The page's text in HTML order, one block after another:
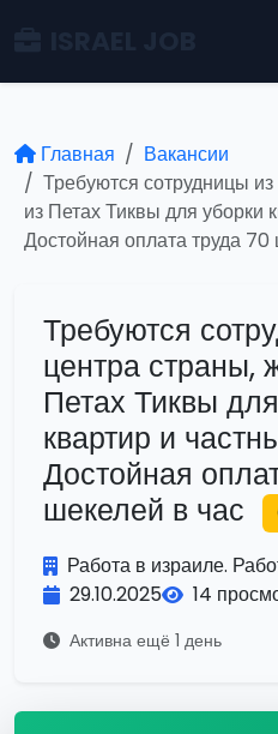
Главная
Вакансии
Требуются сотрудницы
из Петах Тиквы для уборки
Достойная оплата труда 70
Требуются
центра страны,
Петах Тиквы
квартир и
Достойная
шекелей в час
Работа в израиле.
29.10.2025
14
Активна ещё 1 день